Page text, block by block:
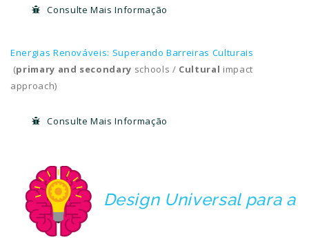
Consulte Mais Informação
Energias Renováveis: Superando Barreiras Culturais
(primary and secondary schools / Cultural impact
approach)
Consulte Mais Informação
Design Universal para a